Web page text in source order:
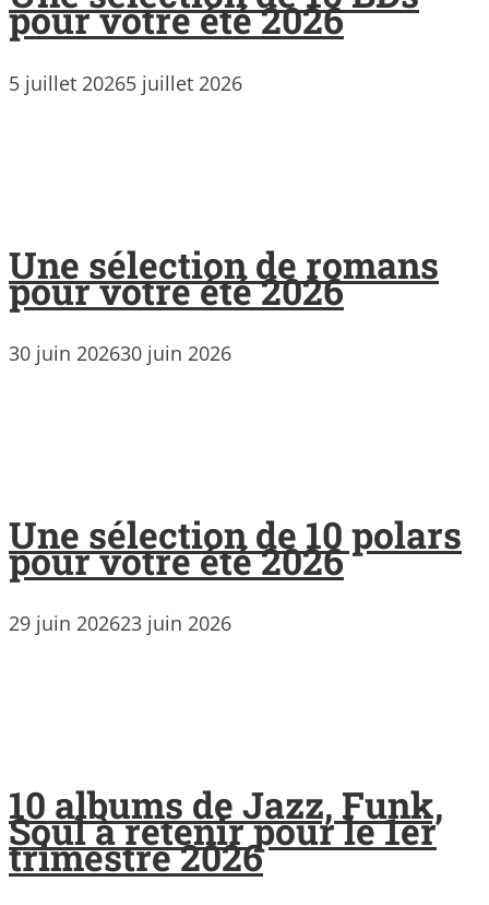
pour votre été 2026
5 juillet 20265 juillet 2026
Une sélection de romans
pour votre été 2026
30 juin 202630 juin 2026
Une sélection de 10 polars
pour votre été 2026
29 juin 202623 juin 2026
10 albums de Jazz, Funk,
Soul à retenir pour le 1er
trimestre 2026